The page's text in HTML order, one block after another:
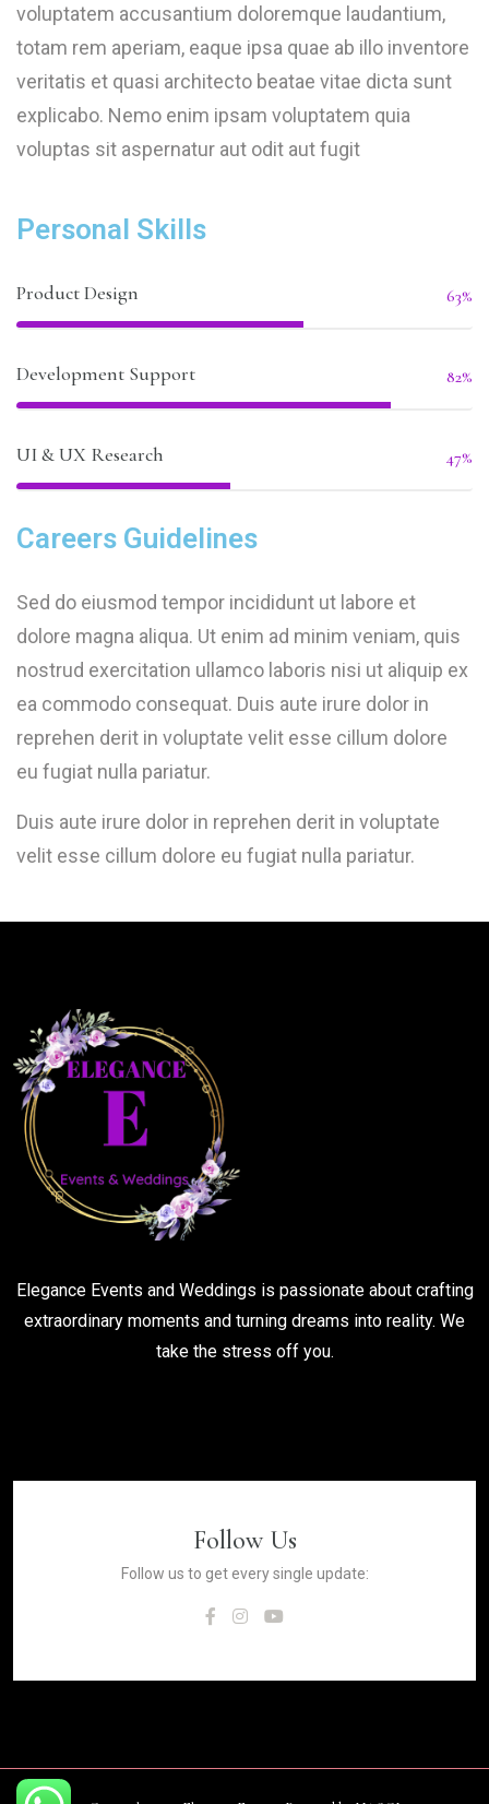
voluptatem accusantium doloremque laudantium,
totam rem aperiam, eaque ipsa quae ab illo inventore
veritatis et quasi architecto beatae vitae dicta sunt
explicabo. Nemo enim ipsam voluptatem quia
voluptas sit aspernatur aut odit aut fugit
Personal Skills
Product Design 63%
Development Support 82%
UI & UX Research 47%
Careers Guidelines
Sed do eiusmod tempor incididunt ut labore et
dolore magna aliqua. Ut enim ad minim veniam, quis
nostrud exercitation ullamco laboris nisi ut aliquip ex
ea commodo consequat. Duis aute irure dolor in
reprehen derit in voluptate velit esse cillum dolore
eu fugiat nulla pariatur.
Duis aute irure dolor in reprehen derit in voluptate
velit esse cillum dolore eu fugiat nulla pariatur.
Elegance Events and Weddings is passionate about crafting
extraordinary moments and turning dreams into reality. We
take the stress off you.
Follow Us
Follow us to get every single update: